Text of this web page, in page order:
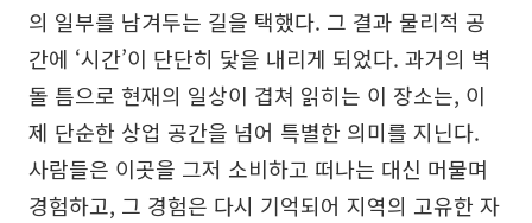
의 일부를 남겨두는 길을 택했다. 그 결과 물리적 공
간에 ‘시간’이 단단히 닻을 내리게 되었다. 과거의 벽
돌 틈으로 현재의 일상이 겹쳐 읽히는 이 장소는, 이
제 단순한 상업 공간을 넘어 특별한 의미를 지닌다.
사람들은 이곳을 그저 소비하고 떠나는 대신 머물며
경험하고, 그 경험은 다시 기억되어 지역의 고유한 자